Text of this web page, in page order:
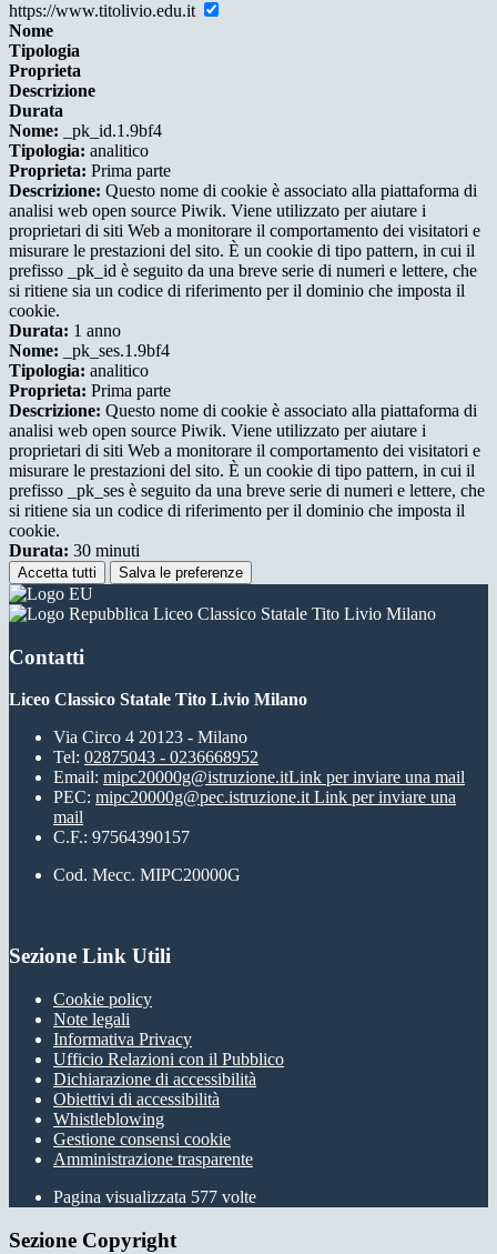
https://www.titolivio.edu.it
Nome
Tipologia
Proprieta
Descrizione
Durata
Nome: _pk_id.1.9bf4
Tipologia: analitico
Proprieta: Prima parte
Descrizione: Questo nome di cookie è associato alla piattaforma di
analisi web open source Piwik. Viene utilizzato per aiutare i
proprietari di siti Web a monitorare il comportamento dei visitatori e
misurare le prestazioni del sito. È un cookie di tipo pattern, in cui il
prefisso _pk_id è seguito da una breve serie di numeri e lettere, che
si ritiene sia un codice di riferimento per il dominio che imposta il
cookie.
Durata: 1 anno
Nome: _pk_ses.1.9bf4
Tipologia: analitico
Proprieta: Prima parte
Descrizione: Questo nome di cookie è associato alla piattaforma di
analisi web open source Piwik. Viene utilizzato per aiutare i
proprietari di siti Web a monitorare il comportamento dei visitatori e
misurare le prestazioni del sito. È un cookie di tipo pattern, in cui il
prefisso _pk_ses è seguito da una breve serie di numeri e lettere, che
si ritiene sia un codice di riferimento per il dominio che imposta il
cookie.
Durata: 30 minuti
Accetta tutti Salva le preferenze
Liceo Classico Statale Tito Livio Milano
Contatti
Liceo Classico Statale Tito Livio Milano
Via Circo 4 20123 - Milano
Tel: 02875043 - 0236668952
Email: mipc20000g@istruzione.itLink per inviare una mail
PEC: mipc20000g@pec.istruzione.itLink per inviare una
mail
C.F.: 97564390157
Cod. Mecc. MIPC20000G
Sezione Link Utili
Cookie policy
Note legali
Informativa Privacy
Ufficio Relazioni con il Pubblico
Dichiarazione di accessibilità
Obiettivi di accessibilità
Whistleblowing
Gestione consensi cookie
Amministrazione trasparente
Pagina visualizzata 577 volte
Sezione Copyright